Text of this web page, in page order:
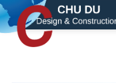
Skip
to
content